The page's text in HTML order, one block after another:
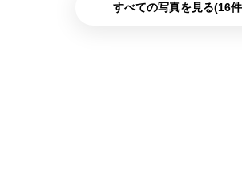
すべての写真を見る(16